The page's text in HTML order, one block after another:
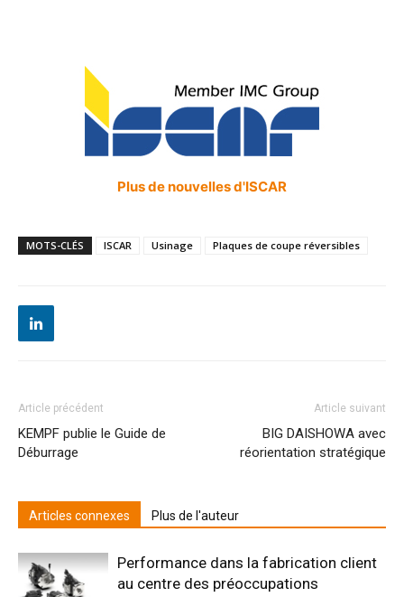
Plus de nouvelles d'ISCAR
MOTS-CLÉS ISCAR Usinage Plaques de coupe réversibles
Article précédent
KEMPF publie le Guide de
Déburrage
Article suivant
BIG DAISHOWA avec
réorientation stratégique
Articles connexes Plus de l'auteur
Performance dans la fabrication client
au centre des préoccupations